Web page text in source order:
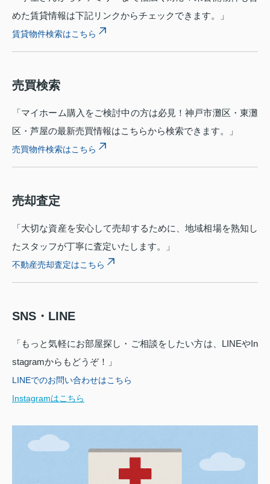
めた賃貸情報は下記リンクからチェックできます。」
賃貸物件検索はこちら
売買検索
「マイホーム購入をご検討中の方は必見！神戸市灘区・東灘
区・芦屋の最新売買情報はこちらから検索できます。」
売買物件検索はこちら
売却査定
「大切な資産を安心して売却するために、地域相場を熟知し
たスタッフが丁寧に査定いたします。」
不動産売却査定はこちら
SNS・LINE
「もっと気軽にお部屋探し・ご相談をしたい方は、LINEやIn
stagramからもどうぞ！」
LINEでのお問い合わせはこちら
Instagramはこちら